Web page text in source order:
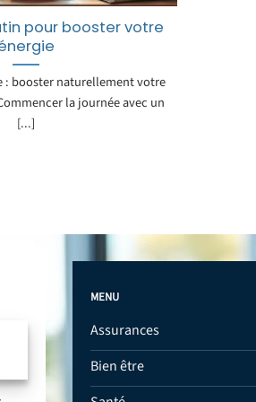
pour booster votre
booster naturellement votre
la journée avec un
[...]
MENU
Assurances
Bien être